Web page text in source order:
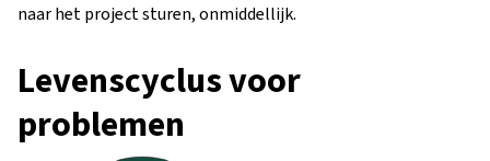
naar het project sturen, onmiddellijk.
Levenscyclus voor
problemen